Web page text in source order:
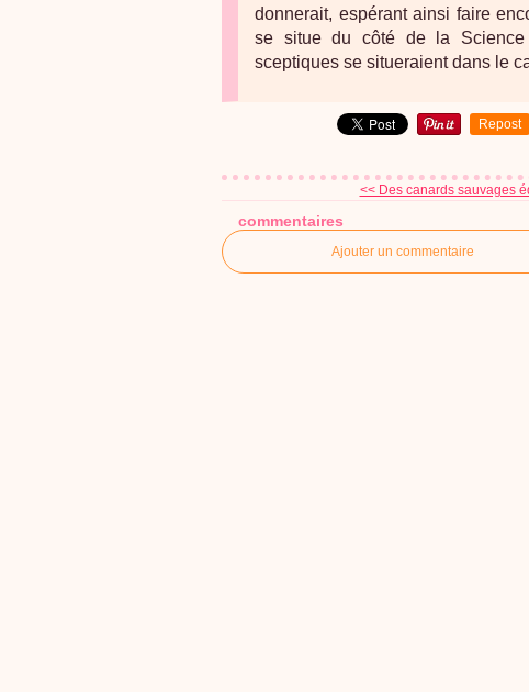
donnerait, espérant ainsi faire
se situe du côté de la
sceptiques se situeraient dans le
Repost
<< Des canards sauvages
commentaires
Ajouter un commentaire